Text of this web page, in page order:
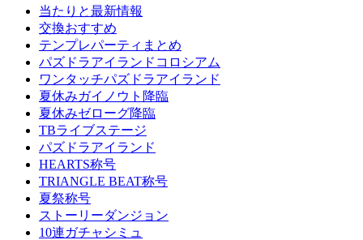
当たりと最新情報
交換おすすめ
テンプレパーティまとめ
パズドラアイランドコロシアム
ワンタッチパズドラアイランド
夏休みガイノウト降臨
夏休みゼローグ降臨
TBライブステージ
パズドラアイランド
HEARTS称号
TRIANGLE BEAT称号
夏祭称号
ストーリーダンジョン
10連ガチャシミュ